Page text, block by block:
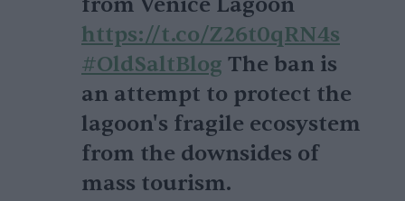
https://t.co/Z26t0qRN4s
#OldSaltBlog The ban is
an attempt to protect the
lagoon's fragile ecosystem
from the downsides of
mass tourism.